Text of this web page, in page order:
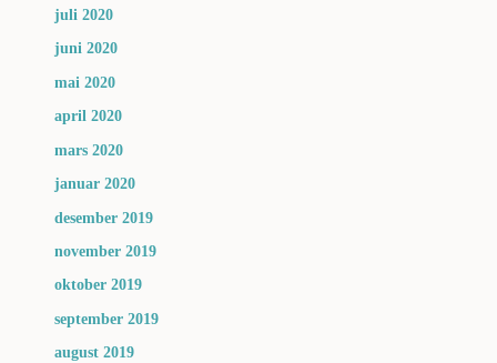
juli 2020
juni 2020
mai 2020
april 2020
mars 2020
januar 2020
desember 2019
november 2019
oktober 2019
september 2019
august 2019